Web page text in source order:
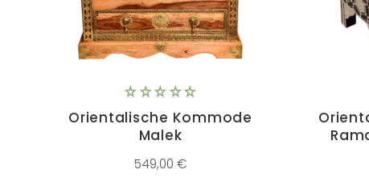
Orientalische Kommode
Malek
549,00 €